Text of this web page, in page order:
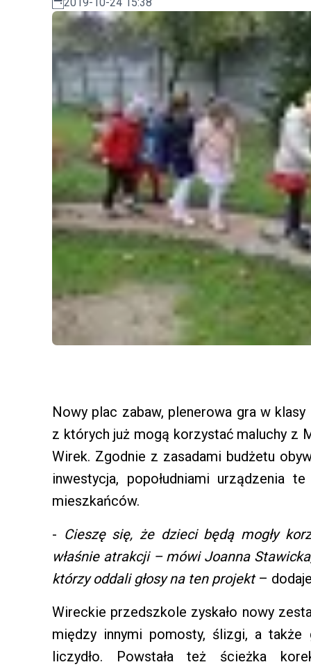
Nowy plac zabaw, plenerowa gra w
z których już mogą korzystać maluchy z
Wirek. Zgodnie z zasadami budżetu
inwestycja, popołudniami urządzenia
mieszkańców.
- Cieszę się, że dzieci będą mogły
właśnie atrakcji – mówi Joanna
którzy oddali głosy na ten projekt –
Wireckie przedszkole zyskało nowy
między innymi pomosty, ślizgi, a także
liczydło. Powstała też ścieżka